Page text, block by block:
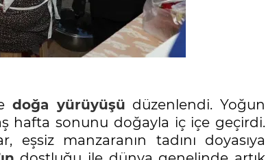
doğa yürüyüşü düzenlendi. Yoğun
hafta sonunu doğayla iç içe geçirdi.
eşsiz manzaranın tadını doyasıya